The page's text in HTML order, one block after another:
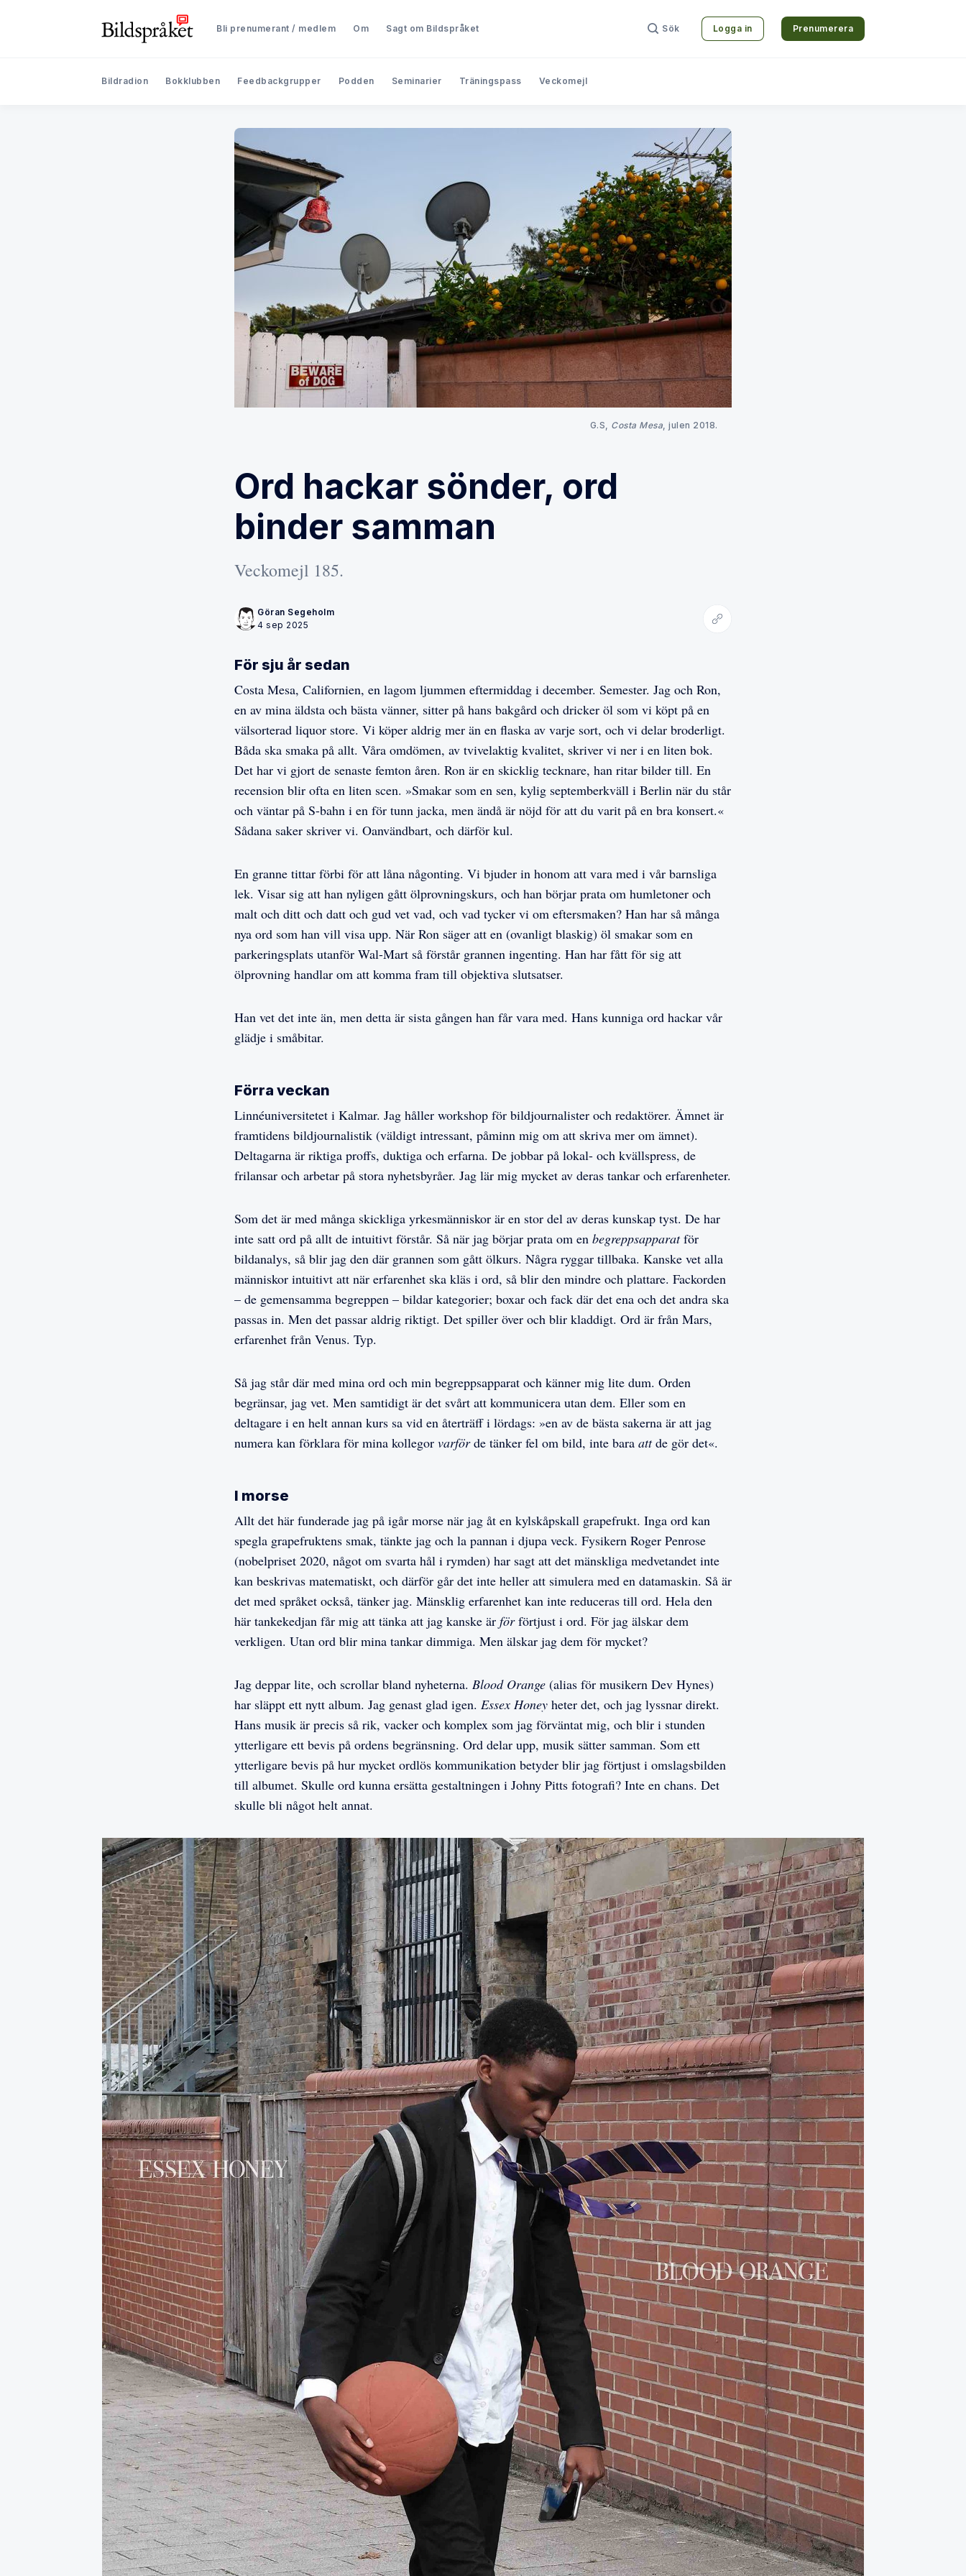
Bli prenumerant / medlem Om Sagt om Bildspråket Sök Logga in Prenumerera
Bildradion Bokklubben Feedbackgrupper Podden Seminarier Träningspass Veckomejl
G.S, Costa Mesa, julen 2018.
Ord hackar sönder, ord
binder samman
Veckomejl 185.
Göran Segeholm
4 sep 2025
Kopiera länk
För sju år sedan
Costa Mesa, Californien, en lagom ljummen eftermiddag i december. Semester. Jag och Ron,
en av mina äldsta och bästa vänner, sitter på hans bakgård och dricker öl som vi köpt på en
välsorterad liquor store. Vi köper aldrig mer än en flaska av varje sort, och vi delar broderligt.
Båda ska smaka på allt. Våra omdömen, av tvivelaktig kvalitet, skriver vi ner i en liten bok.
Det har vi gjort de senaste femton åren. Ron är en skicklig tecknare, han ritar bilder till. En
recension blir ofta en liten scen. »Smakar som en sen, kylig septemberkväll i Berlin när du står
och väntar på S-bahn i en för tunn jacka, men ändå är nöjd för att du varit på en bra konsert.«
Sådana saker skriver vi. Oanvändbart, och därför kul.
En granne tittar förbi för att låna någonting. Vi bjuder in honom att vara med i vår barnsliga
lek. Visar sig att han nyligen gått ölprovningskurs, och han börjar prata om humletoner och
malt och ditt och datt och gud vet vad, och vad tycker vi om eftersmaken? Han har så många
nya ord som han vill visa upp. När Ron säger att en (ovanligt blaskig) öl smakar som en
parkeringsplats utanför Wal-Mart så förstår grannen ingenting. Han har fått för sig att
ölprovning handlar om att komma fram till objektiva slutsatser.
Han vet det inte än, men detta är sista gången han får vara med. Hans kunniga ord hackar vår
glädje i småbitar.
Förra veckan
Linnéuniversitetet i Kalmar. Jag håller workshop för bildjournalister och redaktörer. Ämnet är
framtidens bildjournalistik (väldigt intressant, påminn mig om att skriva mer om ämnet).
Deltagarna är riktiga proffs, duktiga och erfarna. De jobbar på lokal- och kvällspress, de
frilansar och arbetar på stora nyhetsbyråer. Jag lär mig mycket av deras tankar och erfarenheter.
Som det är med många skickliga yrkesmänniskor är en stor del av deras kunskap tyst. De har
inte satt ord på allt de intuitivt förstår. Så när jag börjar prata om en begreppsapparatför
bildanalys, så blir jag den där grannen som gått ölkurs. Några ryggar tillbaka. Kanske vet alla
människor intuitivt att när erfarenhet ska kläs i ord, så blir den mindre och plattare. Fackorden
– de gemensamma begreppen – bildar kategorier; boxar och fack där det ena och det andra ska
passas in. Men det passar aldrig riktigt. Det spiller över och blir kladdigt. Ord är från Mars,
erfarenhet från Venus. Typ.
Så jag står där med mina ord och min begreppsapparat och känner mig lite dum. Orden
begränsar, jag vet. Men samtidigt är det svårt att kommunicera utan dem. Eller som en
deltagare i en helt annan kurs sa vid en återträff i lördags: »en av de bästa sakerna är att jag
numera kan förklara för mina kollegor varförde tänker fel om bild, inte bara attde gör det«.
I morse
Allt det här funderade jag på igår morse när jag åt en kylskåpskall grapefrukt. Inga ord kan
spegla grapefruktens smak, tänkte jag och la pannan i djupa veck. Fysikern Roger Penrose
(nobelpriset 2020, något om svarta hål i rymden) har sagt att det mänskliga medvetandet inte
kan beskrivas matematiskt, och därför går det inte heller att simulera med en datamaskin. Så är
det med språket också, tänker jag. Mänsklig erfarenhet kan inte reduceras till ord. Hela den
här tankekedjan får mig att tänka att jag kanske är förförtjust i ord. För jag älskar dem
verkligen. Utan ord blir mina tankar dimmiga. Men älskar jag dem för mycket?
Jag deppar lite, och scrollar bland nyheterna. Blood Orange (alias för musikern Dev Hynes)
har släppt ett nytt album. Jag genast glad igen. Essex Honey heter det, och jag lyssnar direkt.
Hans musik är precis så rik, vacker och komplex som jag förväntat mig, och blir i stunden
ytterligare ett bevis på ordens begränsning. Ord delar upp, musik sätter samman. Som ett
ytterligare bevis på hur mycket ordlös kommunikation betyder blir jag förtjust i omslagsbilden
till albumet. Skulle ord kunna ersätta gestaltningen i Johny Pitts fotografi? Inte en chans. Det
skulle bli något helt annat.